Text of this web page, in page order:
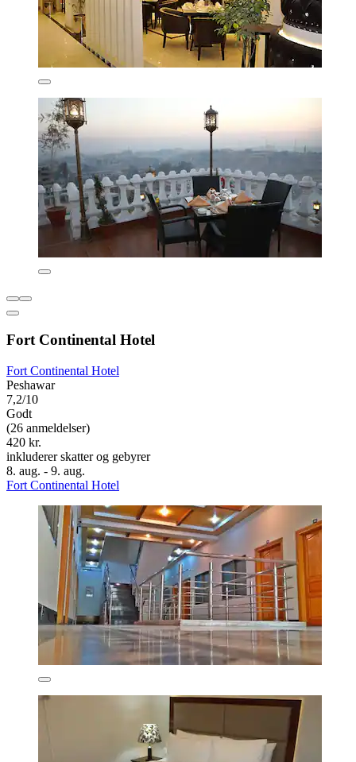
Fort Continental Hotel
Fort Continental Hotel
Peshawar
7,2/10
Godt
(26 anmeldelser)
420 kr.
inkluderer skatter og gebyrer
8. aug. - 9. aug.
Fort Continental Hotel